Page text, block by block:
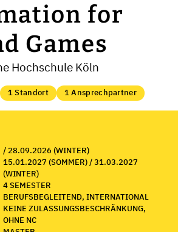
for
Games
Hochschule Köln
1 Standort 1 Ansprechpartner
/ 28.09.2026 (WINTER)
15.01.2027 (SOMMER) / 31.03.2027
(WINTER)
4 SEMESTER
BERUFSBEGLEITEND, INTERNATIONAL
KEINE ZULASSUNGSBESCHRÄNKUNG,
OHNE NC